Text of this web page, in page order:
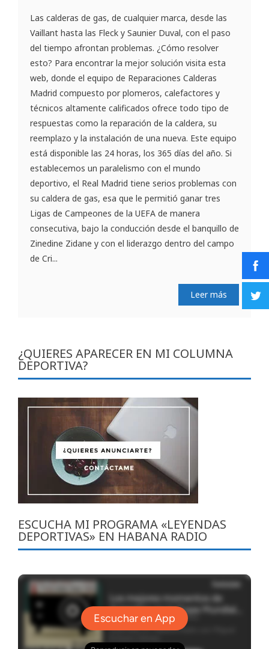
Las calderas de gas, de cualquier marca, desde las
Vaillant hasta las Fleck y Saunier Duval, con el paso
del tiempo afrontan problemas. ¿Cómo resolver
esto? Para encontrar la mejor solución visita esta
web, donde el equipo de Reparaciones Calderas
Madrid compuesto por plomeros, calefactores y
técnicos altamente calificados ofrece todo tipo de
respuestas como la reparación de la caldera, su
reemplazo y la instalación de una nueva. Este equipo
está disponible las 24 horas, los 365 días del año. Si
establecemos un paralelismo con el mundo
deportivo, el Real Madrid tiene serios problemas con
su caldera de gas, esa que le permitió ganar tres
Ligas de Campeones de la UEFA de manera
consecutiva, bajo la conducción desde el banquillo de
Zinedine Zidane y con el liderazgo dentro del campo
de Cri...
Leer más
¿QUIERES APARECER EN MI COLUMNA
DEPORTIVA?
ESCUCHA MI PROGRAMA «LEYENDAS
DEPORTIVAS» EN HABANA RADIO